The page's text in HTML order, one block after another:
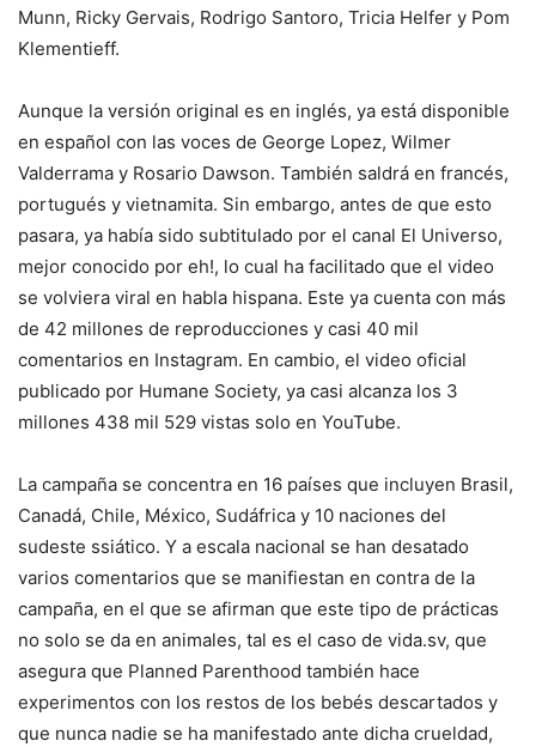
Munn, Ricky Gervais, Rodrigo Santoro, Tricia Helfer y Pom
Klementieff.
Aunque la versión original es en inglés, ya está disponible
en español con las voces de George Lopez, Wilmer
Valderrama y Rosario Dawson. También saldrá en francés,
portugués y vietnamita. Sin embargo, antes de que esto
pasara, ya había sido subtitulado por el canal El Universo,
mejor conocido por eh!, lo cual ha facilitado que el video
se volviera viral en habla hispana. Este ya cuenta con más
de 42 millones de reproducciones y casi 40 mil
comentarios en Instagram. En cambio, el video oficial
publicado por Humane Society, ya casi alcanza los 3
millones 438 mil 529 vistas solo en YouTube.
La campaña se concentra en 16 países que incluyen Brasil,
Canadá, Chile, México, Sudáfrica y 10 naciones del
sudeste ssiático. Y a escala nacional se han desatado
varios comentarios que se manifiestan en contra de la
campaña, en el que se afirman que este tipo de prácticas
no solo se da en animales, tal es el caso de vida.sv, que
asegura que Planned Parenthood también hace
experimentos con los restos de los bebés descartados y
que nunca nadie se ha manifestado ante dicha crueldad,